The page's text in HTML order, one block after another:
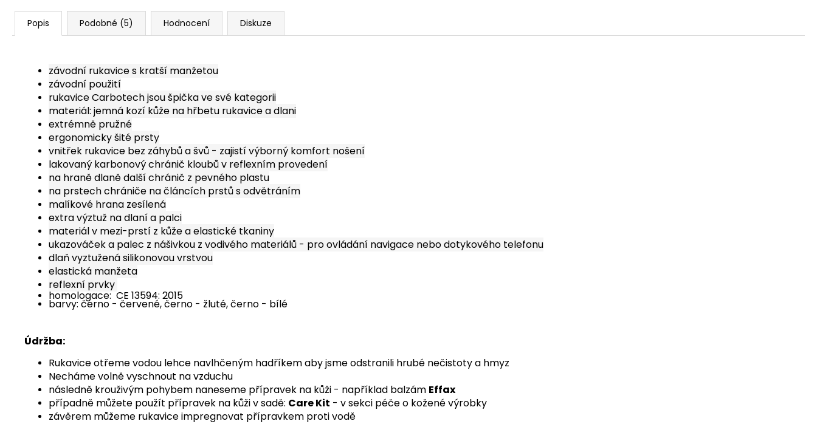
Popis Podobné (5) Hodnocení Diskuze
závodní rukavice s kratší manžetou
závodní použití
rukavice Carbotech jsou špička ve své kategorii
materiál: jemná kozí kůže na hřbetu rukavice a dlani
extrémně pružné
ergonomicky šité prsty
vnitřek rukavice bez záhybů a švů - zajistí výborný komfort nošení
lakovaný karbonový chránič kloubů v reflexním provedení
na hraně dlaně další chránič z pevného plastu
na prstech chrániče na článcích prstů s odvětráním
malíkové hrana zesílená
extra výztuž na dlaní a palci
materiál v mezi-prstí z kůže a elastické tkaniny
ukazováček a palec z nášivkou z vodivého materiálů - pro ovládání navigace nebo dotykového telefonu
dlaň vyztužená silikonovou vrstvou
elastická manžeta
reflexní prvky
homologace: CE 13594: 2015
barvy: černo - červené, černo - žluté, černo - bílé
Údržba:
Rukavice otřeme vodou lehce navlhčeným hadříkem aby jsme odstranili hrubé nečistoty a hmyz
Necháme volně vyschnout na vzduchu
následně krouživým pohybem naneseme přípravek na kůži - například balzám Effax
případně můžete použít přípravek na kůži v sadě: Care Kit - v sekci péče o kožené výrobky
závěrem můžeme rukavice impregnovat přípravkem proti vodě